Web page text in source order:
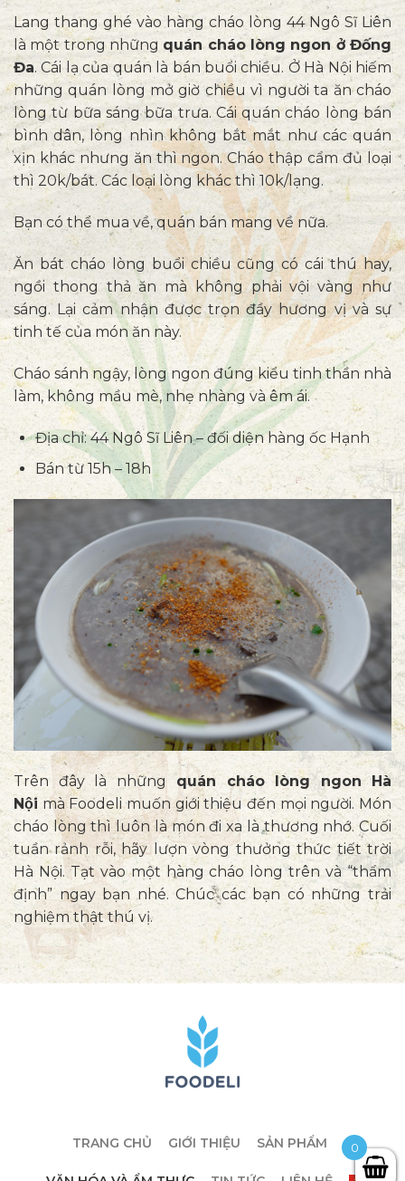
Lang thang ghé vào hàng cháo lòng 44 Ngô Sĩ Liên
là một trong những quán cháo lòng ngon ở Đống
Đa. Cái lạ của quán là bán buổi chiều. Ở Hà Nội hiếm
những quán lòng mở giờ chiều vì người ta ăn cháo
lòng từ bữa sáng bữa trưa. Cái quán cháo lòng bán
bình dân, lòng nhìn không bắt mắt như các quán
xịn khác nhưng ăn thì ngon. Cháo thập cẩm đủ loại
thì 20k/bát. Các loại lòng khác thì 10k/lạng.
Bạn có thể mua về, quán bán mang về nữa.
Ăn bát cháo lòng buổi chiều cũng có cái thú hay,
ngồi thong thả ăn mà không phải vội vàng như
sáng. Lại cảm nhận được trọn đầy hương vị và sự
tinh tế của món ăn này.
Cháo sánh ngậy, lòng ngon đúng kiểu tinh thần nhà
làm, không mầu mè, nhẹ nhàng và êm ái.
Địa chỉ: 44 Ngô Sĩ Liên – đối diện hàng ốc Hạnh
Bán từ 15h – 18h
Trên đây là những quán cháo lòng ngon Hà
Nội mà Foodeli muốn giới thiệu đến mọi người. Món
cháo lòng thì luôn là món đi xa là thương nhớ. Cuối
tuần rảnh rỗi, hãy lượn vòng thưởng thức tiết trời
Hà Nội. Tạt vào một hàng cháo lòng trên và “thẩm
định” ngay bạn nhé. Chúc các bạn có những trải
nghiệm thật thú vị.
TRANG CHỦ GIỚI THIỆU SẢN PHẨM 0